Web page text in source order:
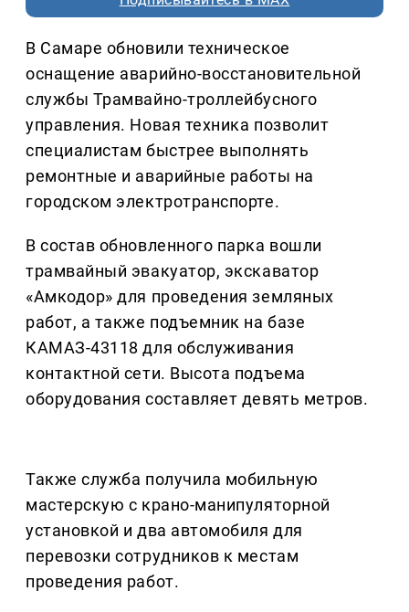
В Самаре обновили техническое
оснащение аварийно-восстановительной
службы Трамвайно-троллейбусного
управления. Новая техника позволит
специалистам быстрее выполнять
ремонтные и аварийные работы на
городском электротранспорте.
В состав обновленного парка вошли
трамвайный эвакуатор, экскаватор
«Амкодор» для проведения земляных
работ, а также подъемник на базе
КАМАЗ-43118 для обслуживания
контактной сети. Высота подъема
оборудования составляет девять метров.
Также служба получила мобильную
мастерскую с крано-манипуляторной
установкой и два автомобиля для
перевозки сотрудников к местам
проведения работ.